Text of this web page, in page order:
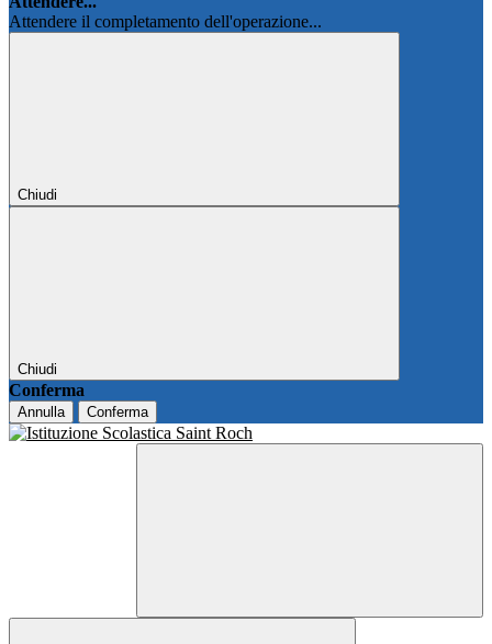
Attendere il completamento dell'operazione...
Chiudi
Chiudi
Conferma
Annulla Conferma